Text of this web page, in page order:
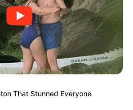
เฮงคือ ทิศตะวันออกเฉียงใต้ ให้
ดพลังงานด้านบวกช่วยให้ชีวิต
ตลอดทั้งวัน
That Stunned Everyone